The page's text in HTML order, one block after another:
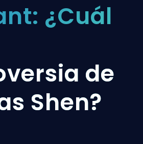
¿Cuál
de
Shen?